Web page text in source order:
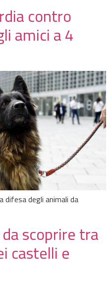
contro
amici a 4
difesa degli animali da
scoprire tra
castelli e